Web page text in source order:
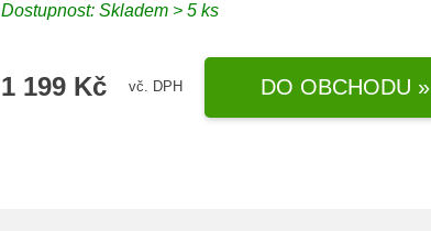
Dostupnost: Skladem > 5 ks
1 199 Kč vč. DPH DO OBCHODU »